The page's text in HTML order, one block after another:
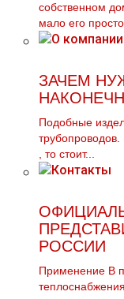
собственном
мало его
ЗАЧЕМ
Подобные
, то стоит...
РОССИИ
Применение В